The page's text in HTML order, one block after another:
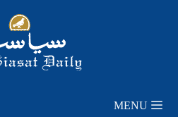
MENU